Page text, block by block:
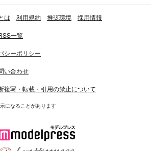
は 利用規約 推奨環境 採用情報
一覧
シーポリシー
い合わせ
複写・転載・引用の禁止について
になることがあります